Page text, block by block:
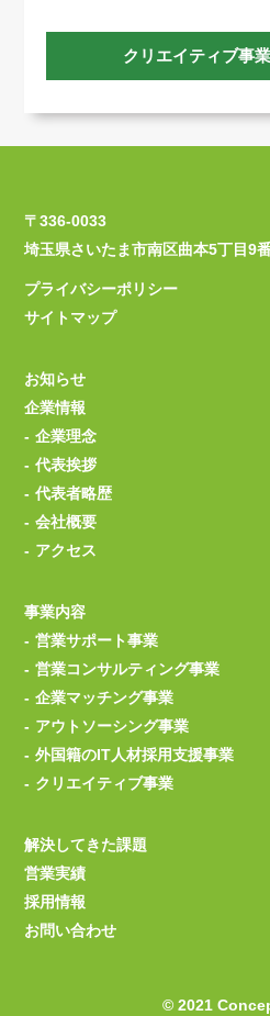
クリエイティブ事
〒336-0033
埼玉県さいたま市南区曲本5丁目9
プライバシーポリシー
サイトマップ
お知らせ
企業情報
企業理念
代表挨拶
代表者略歴
会社概要
アクセス
事業内容
営業サポート事業
営業コンサルティング事業
企業マッチング事業
アウトソーシング事業
外国籍のIT人材採用支援事業
クリエイティブ事業
解決してきた課題
営業実績
採用情報
お問い合わせ
© 2021